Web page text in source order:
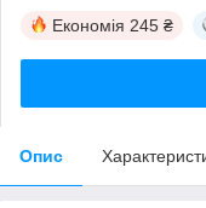
Економія 245 ₴
Опис